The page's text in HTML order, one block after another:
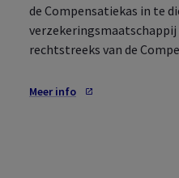
de Compensatiekas in te
rechtstreeks van de
Meer info